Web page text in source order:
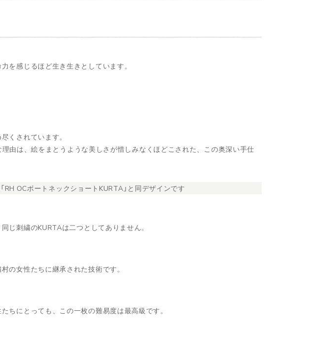
を感じるほど生き生きとしています。
くされています。
由は、絵をまとうような美しさが惜しみなくほどこされた、この奥深い手仕
RH OCボートネックショートKURTA」と同デザインです
じ刺繍のKURTAは二つとしてありません。
の女性たちに継承された技術です。
ちにとっても、この一枚の難易度は最高級です。